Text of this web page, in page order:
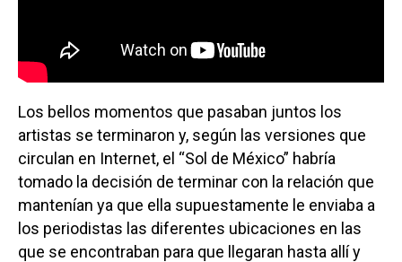
Los bellos momentos que pasaban juntos los
artistas se terminaron y, según las versiones que
circulan en Internet, el “Sol de México” habría
tomado la decisión de terminar con la relación que
mantenían ya que ella supuestamente le enviaba a
los periodistas las diferentes ubicaciones en las
que se encontraban para que llegaran hasta allí y